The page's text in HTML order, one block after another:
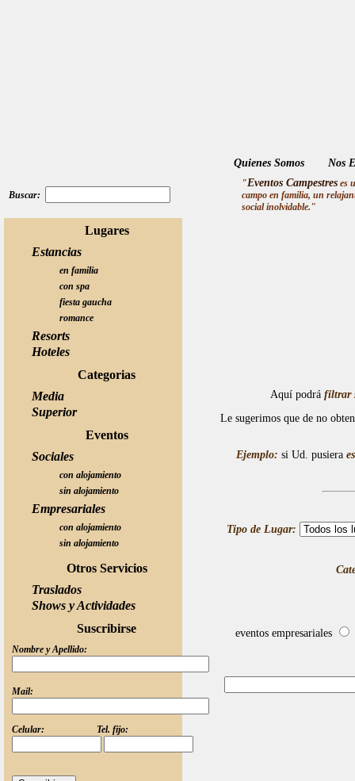
Quienes Somos Nos
Buscar:
"Eventos Campestres es
campo en familia, un
social inolvidable."
Lugares
Estancias
en familia
con spa
fiesta gaucha
romance
Resorts
Hoteles
Categorias
Media
Superior
Eventos
Sociales
con alojamiento
sin alojamiento
Empresariales
con alojamiento
sin alojamiento
Otros Servicios
Traslados
Shows y Actividades
Suscribirse
Nombre y Apellido:
Mail:
Celular: Tel. fijo:
Aquí podrá filtrar
Le sugerimos que de no
Ejemplo: si Ud. pusiera
Tipo de Lugar:
eventos empresariales